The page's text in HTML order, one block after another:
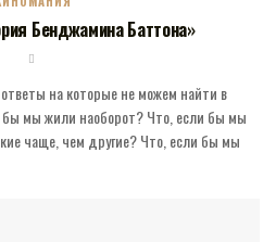
Бенджамина Баттона»
на которые не можем найти в
бы мы жили наоборот? Что, если бы мы
чаще, чем другие? Что, если бы мы